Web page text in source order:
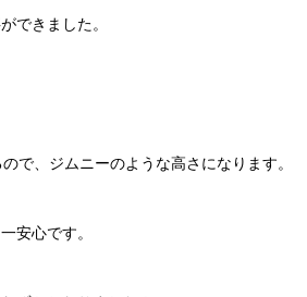
できました。
で、ジムニーのような高さになります。
安心です。